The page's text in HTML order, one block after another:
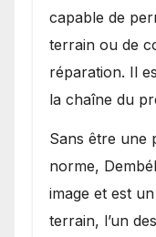
capable de
terrain ou de
réparation. Il
la chaîne du
Sans être une
norme,
image et est
terrain, l’un